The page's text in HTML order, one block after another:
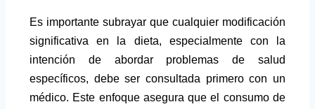
Es importante subrayar que cualquier modificación
significativa en la dieta, especialmente con la
intención de abordar problemas de salud
específicos, debe ser consultada primero con un
médico. Este enfoque asegura que el consumo de